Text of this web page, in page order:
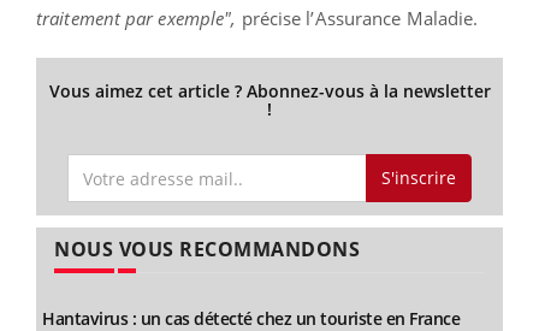
traitement par exemple", précise l’Assurance Maladie.
Vous aimez cet article ? Abonnez-vous à la newsletter
!
S'inscrire
NOUS VOUS RECOMMANDONS
Hantavirus : un cas détecté chez un touriste en France